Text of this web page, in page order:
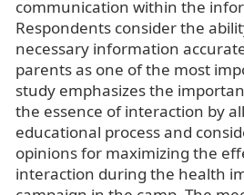
communication within the
Respondents consider the
necessary information
parents as one of the most
study emphasizes the
the essence of interaction by
educational process and
opinions for maximizing the
interaction during the health